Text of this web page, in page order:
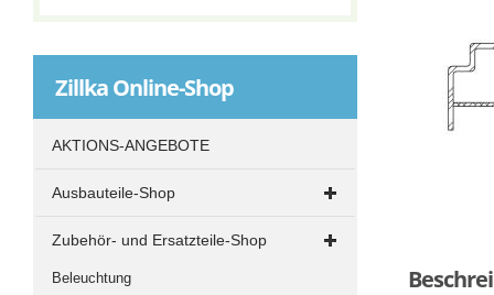
ZillkaOnline-Shop
AKTIONS-ANGEBOTE
Ausbauteile-Shop
Ausbau-Materialien
Zubehör- und Ersatzteile-Shop
Beleuchtung